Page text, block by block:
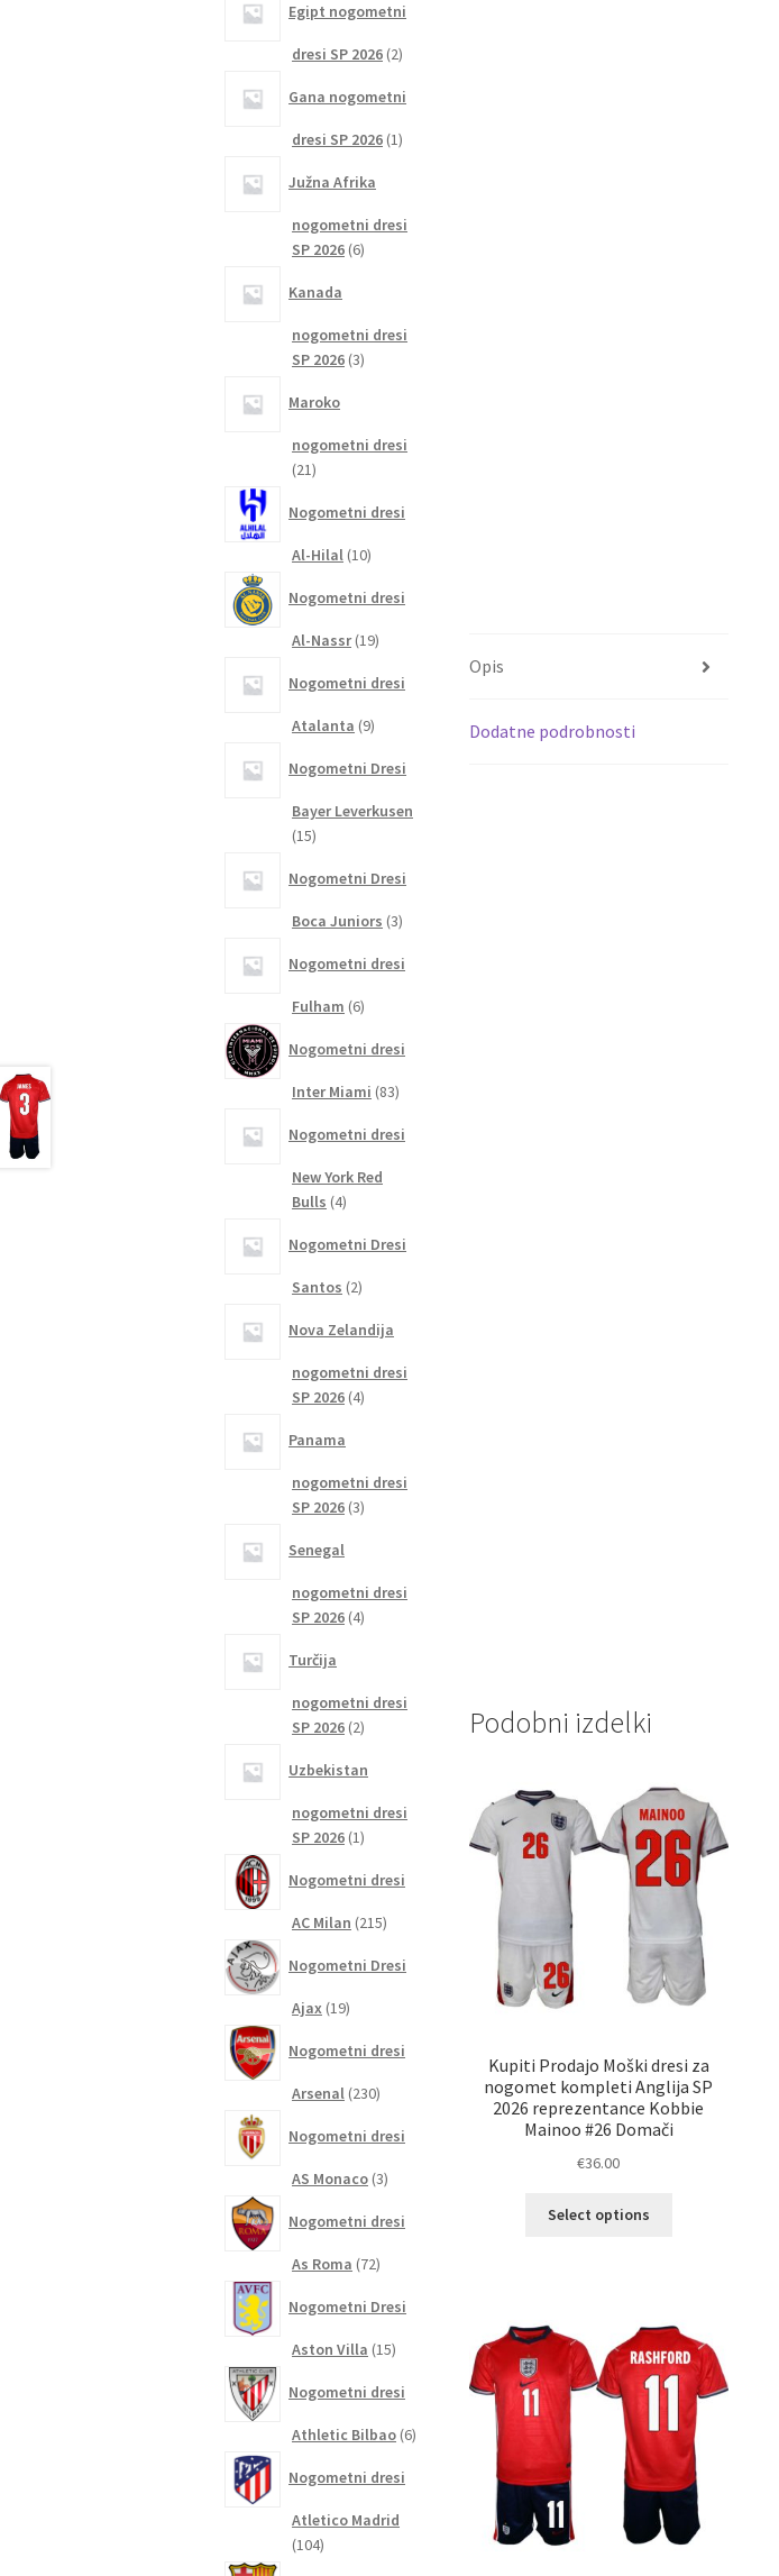
Opis
Dodatne podrobnosti
Podobni izdelki
Kupiti Prodajo Moški dresi za
nogomet kompleti Anglija SP
2026 reprezentance Kobbie
Mainoo #26 Domači
€36.00
Select options
Možnosti
lahko
izberete
strani
izdelka
Egipt nogometni
dresi SP 2026 22
Gana nogometni
dresi SP 2026 11
Južna Afrika
nogometni dresi
SP 2026 66
Kanada
nogometni dresi
SP 2026 33
Maroko
nogometni dresi
2121
Nogometni dresi
Al-Hilal 1010
Nogometni dresi
Al-Nassr 1919
Nogometni dresi
Atalanta 99
Nogometni Dresi
Bayer Leverkusen
1515
Nogometni Dresi
Boca Juniors 33
Nogometni dresi
Fulham 66
Nogometni dresi
Inter Miami 8383
Nogometni dresi
New York Red
Bulls 44
Nogometni Dresi
Santos 22
Nova Zelandija
nogometni dresi
SP 2026 44
Panama
nogometni dresi
SP 2026 33
Senegal
nogometni dresi
SP 2026 44
Turčija
nogometni dresi
SP 2026 22
Uzbekistan
nogometni dresi
SP 2026 11
Nogometni dresi
AC Milan 215215
Nogometni Dresi
Ajax 1919
Nogometni dresi
Arsenal 230230
Nogometni dresi
AS Monaco 33
Nogometni dresi
As Roma 7272
Nogometni Dresi
Aston Villa 1515
Nogometni dresi
Athletic Bilbao 66
Nogometni dresi
Atletico Madrid
104104